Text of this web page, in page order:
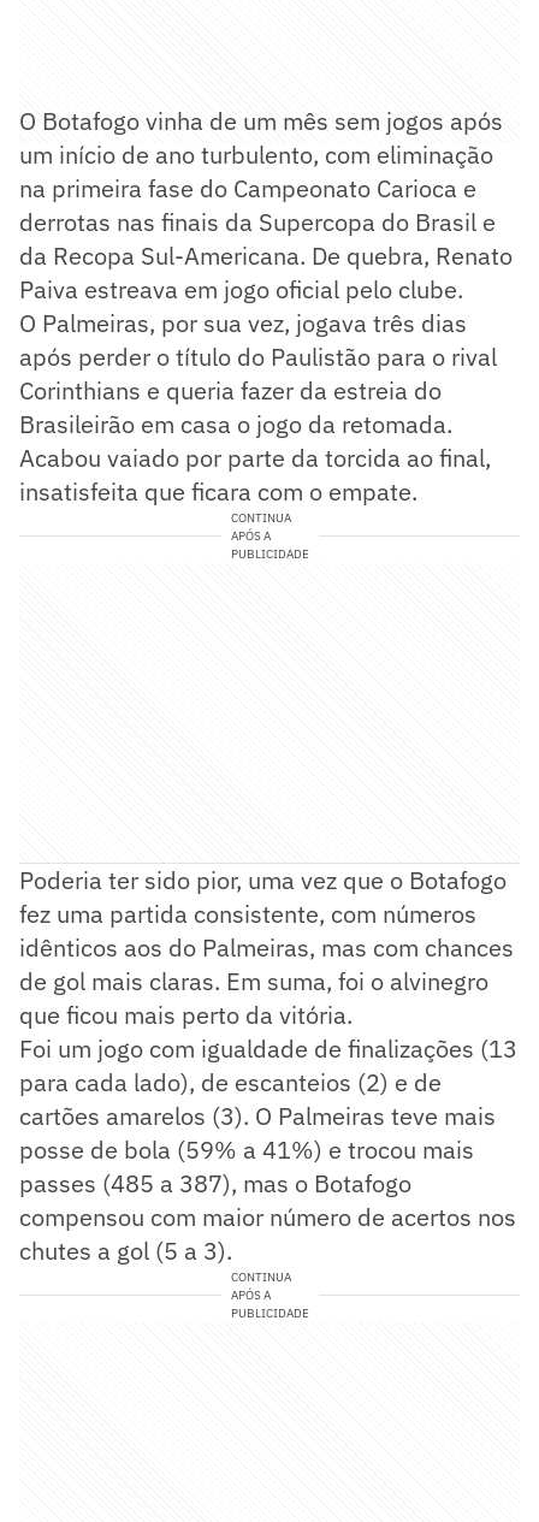
O Botafogo vinha de um mês sem jogos após
um início de ano turbulento, com eliminação
na primeira fase do Campeonato Carioca e
derrotas nas finais da Supercopa do Brasil e
da Recopa Sul-Americana. De quebra, Renato
Paiva estreava em jogo oficial pelo clube.
O Palmeiras, por sua vez, jogava três dias
após perder o título do Paulistão para o rival
Corinthians e queria fazer da estreia do
Brasileirão em casa o jogo da retomada.
Acabou vaiado por parte da torcida ao final,
insatisfeita que ficara com o empate.
CONTINUA
APÓS A
PUBLICIDADE
Poderia ter sido pior, uma vez que o Botafogo
fez uma partida consistente, com números
idênticos aos do Palmeiras, mas com chances
de gol mais claras. Em suma, foi o alvinegro
que ficou mais perto da vitória.
Foi um jogo com igualdade de finalizações (13
para cada lado), de escanteios (2) e de
cartões amarelos (3). O Palmeiras teve mais
posse de bola (59% a 41%) e trocou mais
passes (485 a 387), mas o Botafogo
compensou com maior número de acertos nos
chutes a gol (5 a 3).
CONTINUA
APÓS A
PUBLICIDADE